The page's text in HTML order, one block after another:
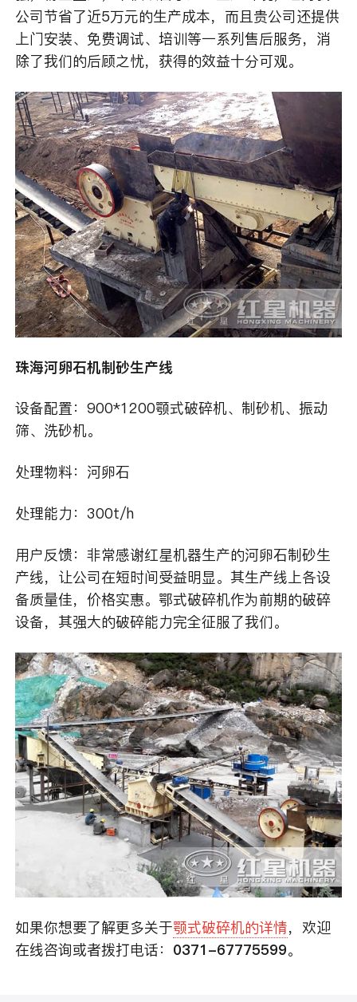
公司节省了近5万元的生产成本，而且贵公司还提供
上门安装、免费调试、培训等一系列售后服务，消
除了我们的后顾之忧，获得的效益十分可观。
珠海河卵石机制砂生产线
设备配置：900*1200颚式破碎机、制砂机、振动
筛、洗砂机。
处理物料：河卵石
处理能力：300t/h
用户反馈：非常感谢红星机器生产的河卵石制砂生
产线，让公司在短时间受益明显。其生产线上各设
备质量佳，价格实惠。鄂式破碎机作为前期的破碎
设备，其强大的破碎能力完全征服了我们。
如果你想要了解更多关于颚式破碎机的详情，欢迎
在线咨询或者拨打电话： 0371-67775599。